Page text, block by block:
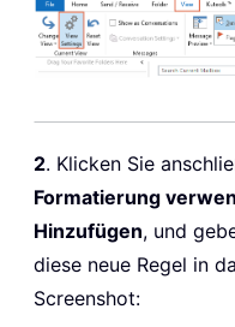
2. Klicken Sie
Formatierung
Hinzufügen, und
diese neue Regel in
Screenshot: